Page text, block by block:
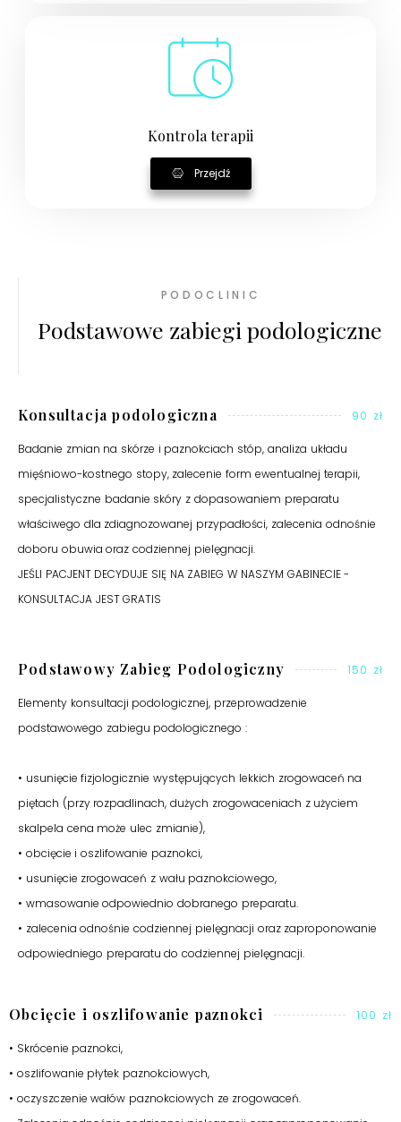
Kontrola terapii
Przejdź
PODOCLINIC
Podstawowe zabiegi podologiczne
Konsultacja podologiczna 90 zł
Badanie zmian na skórze i paznokciach stóp, analiza układu
mięśniowo-kostnego stopy, zalecenie form ewentualnej terapii,
specjalistyczne badanie skóry z dopasowaniem preparatu
właściwego dla zdiagnozowanej przypadłości, zalecenia odnośnie
doboru obuwia oraz codziennej pielęgnacji.
JEŚLI PACJENT DECYDUJE SIĘ NA ZABIEG W NASZYM GABINECIE -
KONSULTACJA JEST GRATIS
Podstawowy Zabieg Podologiczny 150 zł
Elementy konsultacji podologicznej, przeprowadzenie
podstawowego zabiegu podologicznego :
• usunięcie fizjologicznie występujących lekkich zrogowaceń na
piętach (przy rozpadlinach, dużych zrogowaceniach z użyciem
skalpela cena może ulec zmianie),
• obcięcie i oszlifowanie paznokci,
• usunięcie zrogowaceń z wału paznokciowego,
• wmasowanie odpowiednio dobranego preparatu.
• zalecenia odnośnie codziennej pielęgnacji oraz zaproponowanie
odpowiedniego preparatu do codziennej pielęgnacji.
Obcięcie i oszlifowanie paznokci 100 zł
• Skrócenie paznokci,
• oszlifowanie płytek paznokciowych,
• oczyszczenie wałów paznokciowych ze zrogowaceń.